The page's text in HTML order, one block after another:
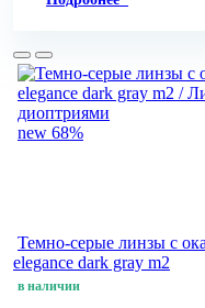
new 68%
Темно-серые линзы c
elegance dark gray m2
в наличии